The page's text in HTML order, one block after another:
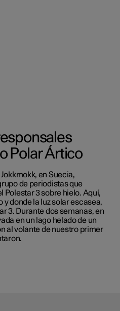
Polar Ártico
en Suecia,
de periodistas que
Polestar 3 sobre hielo. Aquí,
donde la luz solar escasea,
3. Durante dos semanas, en
en un lago helado de un
al volante de nuestro primer